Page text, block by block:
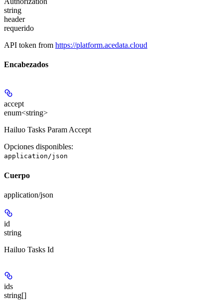
string
header
requerido
API token from https://platform.acedata.cloud
Encabezados
accept
enum<string>
Hailuo Tasks Param Accept
Opciones disponibles:
application/json
Cuerpo
application/json
id
string
Hailuo Tasks Id
ids
string[]